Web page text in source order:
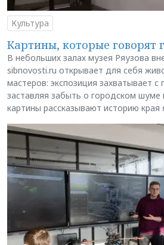
Культура
Картины, которые говорят
В небольших залах музея Ряузова
sibnovosti.ru открывает для себя
мастеров: экспозиция захватывает с
заставляя забыть о городском шуме
картины рассказывают историю